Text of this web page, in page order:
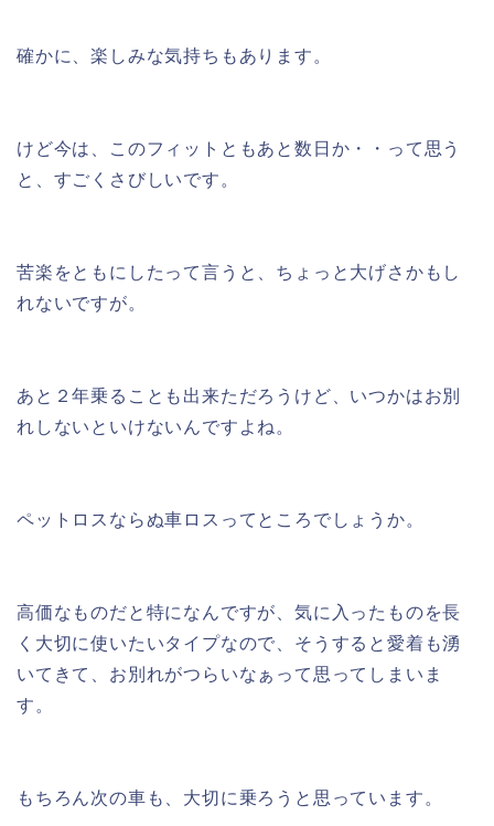
確かに、楽しみな気持ちもあります。
けど今は、このフィットともあと数日か・・って思う
と、すごくさびしいです。
苦楽をともにしたって言うと、ちょっと大げさかもし
れないですが。
あと２年乗ることも出来ただろうけど、いつかはお別
れしないといけないんですよね。
ペットロスならぬ車ロスってところでしょうか。
高価なものだと特になんですが、気に入ったものを長
く大切に使いたいタイプなので、そうすると愛着も湧
いてきて、お別れがつらいなぁって思ってしまいま
す。
もちろん次の車も、大切に乗ろうと思っています。